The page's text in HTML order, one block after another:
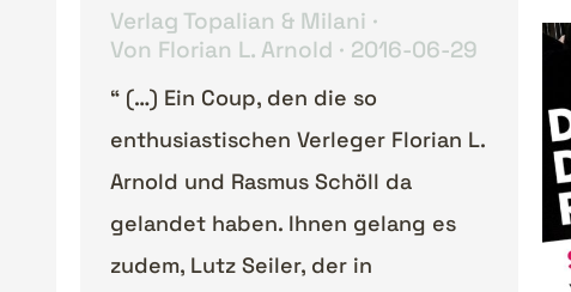
Verlag Topalian & Milani
Von Florian L. Arnold 2016-06-29
“ (…) Ein Coup, den die so
enthusiastischen Verleger Florian L.
Arnold und Rasmus Schöll da
gelandet haben. Ihnen gelang es
zudem, Lutz Seiler, der in